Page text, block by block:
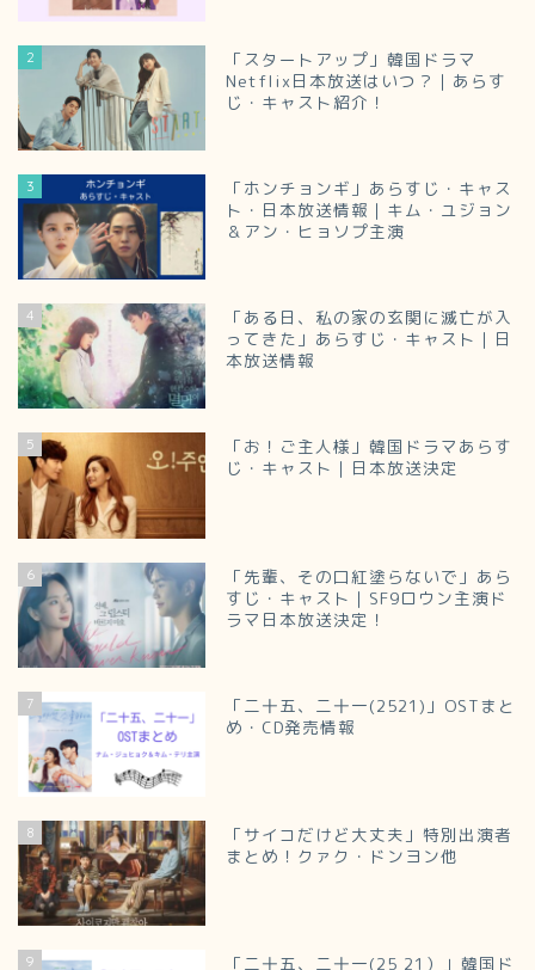
2
「スタートアップ」韓国ドラマ
Netflix日本放送はいつ？｜あらす
じ・キャスト紹介！
3
「ホンチョンギ」あらすじ・キャス
ト・日本放送情報｜キム・ユジョン
＆アン・ヒョソプ主演
4
「ある日、私の家の玄関に滅亡が入
ってきた」あらすじ・キャスト｜日
本放送情報
5
「お！ご主人様」韓国ドラマあらす
じ・キャスト｜日本放送決定
6
「先輩、その口紅塗らないで」あら
すじ・キャスト｜SF9ロウン主演ド
ラマ日本放送決定！
7
「二十五、二十一(2521)」OSTまと
め・CD発売情報
8
「サイコだけど大丈夫」特別出演者
まとめ！クァク・ドンヨン他
9
「二十五、二十一(25 21）」韓国ド